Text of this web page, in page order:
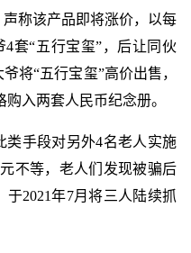
称该产品即将涨价，以每
套“五行宝玺”，后让同伙
将“五行宝玺”高价出售，
入两套人民币纪念册。
手段对另外4名老人实施
不等，老人们发现被骗后
2021年7月将三人陆续抓